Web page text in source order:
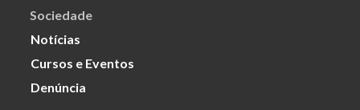
Sociedade
Notícias
Cursos e Eventos
Denúncia